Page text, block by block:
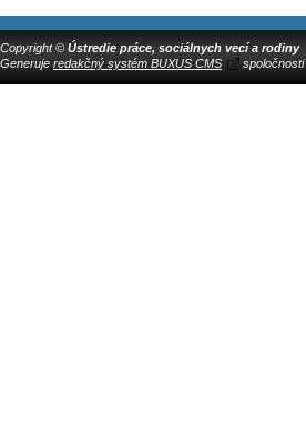
Copyright © Ústredie práce, sociálnych vecí a rodiny
Generuje redakčný systém BUXUS CMS spoločnosti